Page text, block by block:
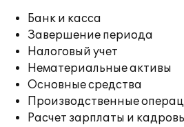
Банк и касса
Завершение периода
Налоговый учет
Нематериальные активы
Основные средства
Производственные
Расчет зарплаты и